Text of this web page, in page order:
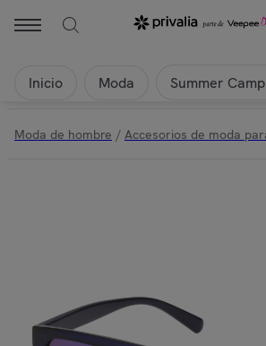
Inicio Moda Summer Camp
Moda de hombre / Accesorios de moda